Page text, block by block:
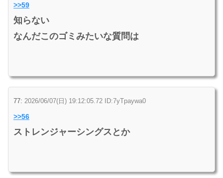
>>59
知らない
なんだこのゴミみたいな質問は
77: 2026/06/07(日) 19:12:05.72 ID:7yTpaywa0
>>56
ストレンジャーシングスとか